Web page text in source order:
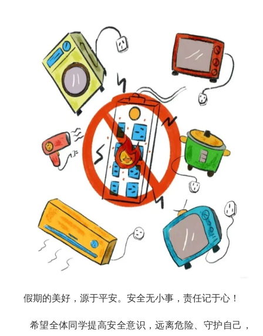
假期的美好，源于平安。安全无小事，责任记于心！
希望全体同学提高安全意识，远离危险、守护自己，